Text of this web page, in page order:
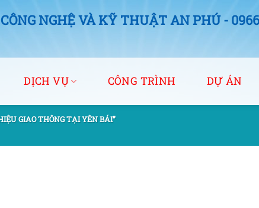
NGHỆ VÀ KỸ THUẬT AN PHÚ -
DỊCH VỤ CÔNG TRÌNH DỰ ÁN
GIAO THÔNG TẠI YÊN BÁI”